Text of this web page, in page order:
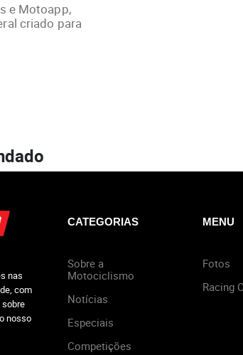
e Motoapp,
criado para
nas
com
nosso
CATEGORIAS
Sobre a
Motociclismo
Notícias
Especiais
Competições
MENU
Fotos
Racing